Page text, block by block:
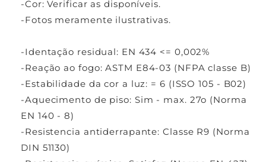
-Cor: Verificar as disponíveis.
-Fotos meramente ilustrativas.
-Identação residual: EN 434 <= 0,002%
-Reação ao fogo: ASTM E84-03 (NFPA classe B)
-Estabilidade da cor a luz: = 6 (ISSO 105 - B02)
-Aquecimento de piso: Sim - max. 27o (Norma
EN 140 - 8)
-Resistencia antiderrapante: Classe R9 (Norma
DIN 51130)